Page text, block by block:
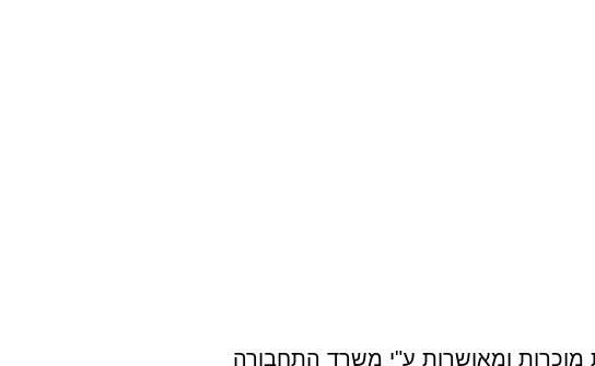
מוכרות ומאושרות ע"י משרד התחבורה